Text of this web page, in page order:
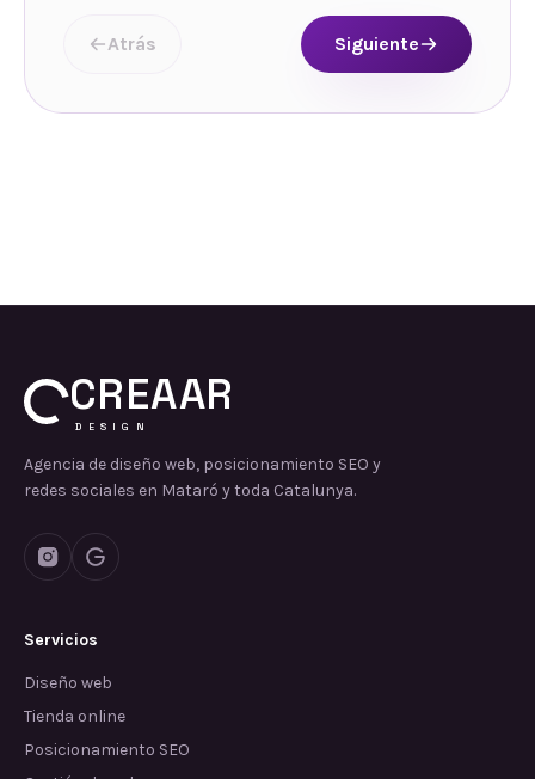
Atrás Siguiente
CREAAR
DESIGN
Agencia de diseño web, posicionamiento SEO y
redes sociales en Mataró y toda Catalunya.
Servicios
Diseño web
Tienda online
Posicionamiento SEO